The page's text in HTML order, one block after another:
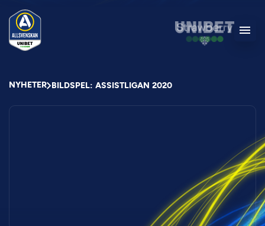
NYHETER BILDSPEL: ASSISTLIGAN 2020